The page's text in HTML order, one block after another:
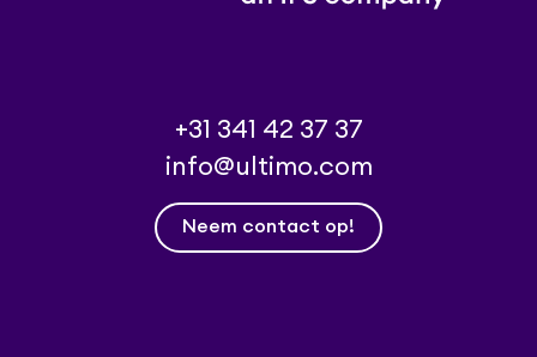
+31 341 42 37 37
info@ultimo.com
Neem contact op!